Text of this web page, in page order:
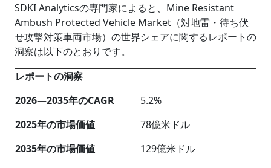
SDKI Analyticsの専門家によると、Mine Resistant
Ambush Protected Vehicle Market（対地雷・待ち伏
せ攻撃対策車両市場）の世界シェアに関するレポートの
洞察は以下のとおりです。
レポートの洞察
2026―2035年のCAGR
5.2%
2025年の市場価値
78億米ドル
2035年の市場価値
129億米ドル